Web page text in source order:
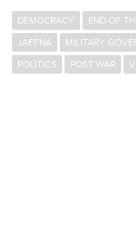
DEMOCRACY END OF
JAFFNA
MILITARY
POLITICS
POST WAR